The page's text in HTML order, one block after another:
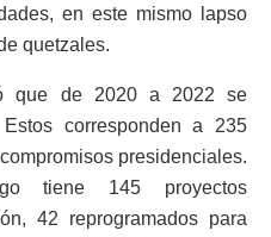
en este mismo lapso
quetzales.
que de 2020 a 2022 se
corresponden a 235
presidenciales.
tiene 145 proyectos
42 reprogramados para